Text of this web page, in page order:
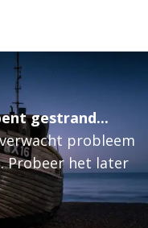
gestrand...
probleem
Probeer het later